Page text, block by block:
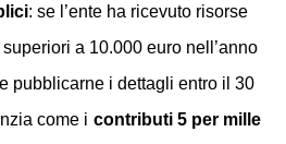
: se l’ente ha ricevuto risorse
a 10.000 euro nell’anno
pubblicarne i dettagli entro il 30
come i contributi 5 per mille